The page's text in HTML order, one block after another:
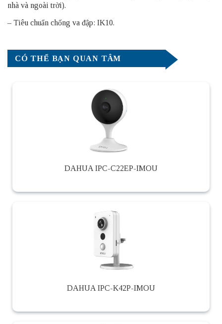
nhà và ngoài trời).
– Tiêu chuẩn chống va đập: IK10.
CÓ THỂ BẠN QUAN TÂM
DAHUA IPC-C22EP-IMOU
DAHUA IPC-K42P-IMOU